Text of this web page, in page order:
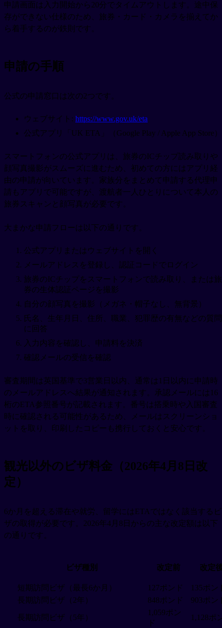
申請画面は入力開始から20分でタイムアウトします。途中保
存ができない仕様のため、旅券・カード・カメラを揃えてか
ら着手するのが鉄則です。
申請の手順
公式の申請窓口は次の2つです。
ウェブサイト: https://www.gov.uk/eta
公式アプリ「UK ETA」（Google Play / Apple App Store）
スマートフォンの公式アプリは、旅券のICチップ読み取りや
顔写真撮影がスムーズに進むため、初めての方にはアプリ経
由の申請が向いています。家族分をまとめて申請する代理申
請もアプリで可能ですが、渡航者一人ひとりについて本人の
旅券スキャンと顔写真が必要です。
大まかな申請フローは以下の通りです。
公式アプリまたはウェブサイトを開く
メールアドレスを登録し、認証コードでログイン
旅券のICチップをスマートフォンで読み取り、または旅
券の生体認証ページを撮影
自分の顔写真を撮影（メガネ・帽子なし、無背景）
氏名、生年月日、住所、職業、犯罪歴の有無などの質問
に回答
入力内容を確認し、申請料を決済
確認メールの受信を確認
審査期間は英国基準で3営業日以内、通常は1日以内に申請時
のメールアドレスへ結果が通知されます。承認メールには16
桁のETA参照番号が記載されます。番号は搭乗時や入国審査
時に確認される可能性があるため、メールはスクリーンショ
ットを取り、印刷したコピーも携行しておくと安心です。
観光以外のビザ料金（2026年4月8日改
定）
6か月を超える滞在や就労、留学にはETAではなく該当するビ
ザの取得が必要です。2026年4月8日からの主な改定額は以下
の通りです。
ビザ種別 改定前 改定
短期訪問ビザ（最長6か月） 127ポンド
135ポン
長期訪問ビザ（2年）
848ポンド 903ポン
長期訪問ビザ（5年）
1,059ポン
ド
1,128ポ